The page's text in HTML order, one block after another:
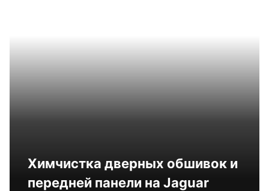
Химчистка дверных обшивок и
передней панели на Jaguar